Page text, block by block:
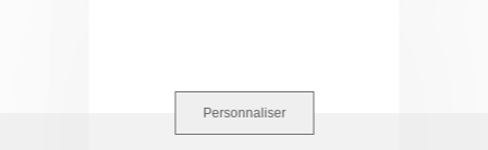
Personnaliser